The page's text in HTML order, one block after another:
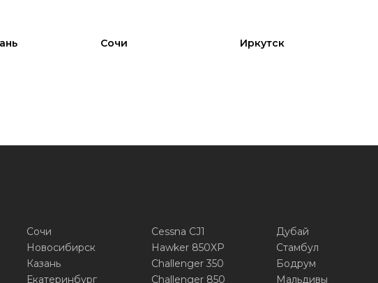
Сочи Иркутск
Сочи
Новосибирск
Казань
Екатеринбург
Cessna CJ1
Hawker 850XP
Challenger 350
Challenger 850
Дубай
Стамбул
Бодрум
Мальдивы